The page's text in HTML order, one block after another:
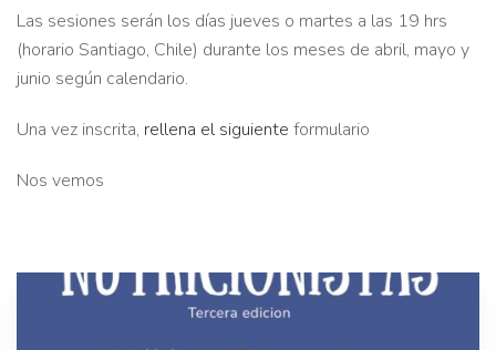
Las sesiones serán los días jueves o martes a las 19 hrs
(horario Santiago, Chile) durante los meses de abril, mayo y
junio según calendario.
Una vez inscrita, rellena el siguiente formulario
Nos vemos